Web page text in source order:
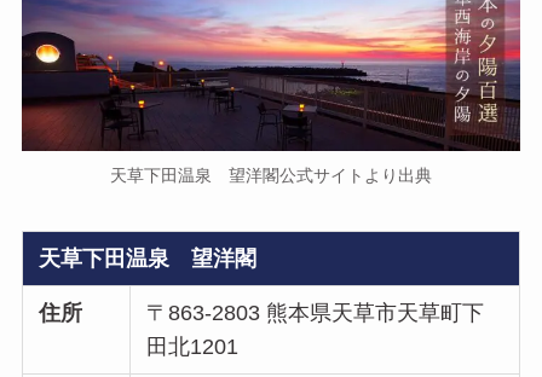
天草下田温泉 望洋閣公式サイトより出典
天草下田温泉 望洋閣
住所
〒863-2803 熊本県天草市天草町下
田北1201